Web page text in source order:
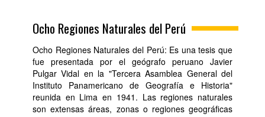
Ocho Regiones Naturales del Perú
Ocho Regiones Naturales del Perú: Es una tesis que
fue presentada por el geógrafo peruano Javier
Pulgar Vidal en la "Tercera Asamblea General del
Instituto Panamericano de Geografía e Historia"
reunida en Lima en 1941. Las regiones naturales
son extensas áreas, zonas o regiones geográficas